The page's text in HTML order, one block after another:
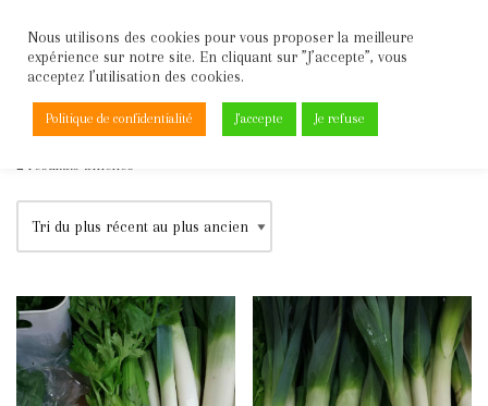
Aller
au
contenu
Accueil \ Légumes \ Légumes verts
2 résultats affichés
Nous utilisons des cookies pour vous proposer la meilleure
expérience sur notre site. En cliquant sur ”J’accepte”, vous
acceptez l’utilisation des cookies.
Politique de confidentialité J'accepte Je refuse